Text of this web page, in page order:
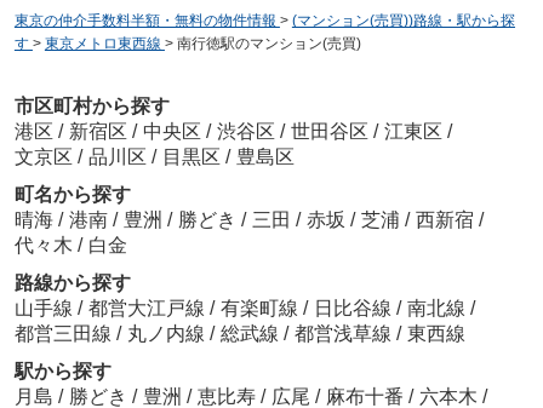
東京の仲介手数料半額・無料の物件情報 > (マンション(売買))路線・駅から探
す > 東京メトロ東西線 > 南行徳駅のマンション(売買)
市区町村から探す
港区 / 新宿区 / 中央区 / 渋谷区 / 世田谷区 / 江東区 /
文京区 / 品川区 / 目黒区 / 豊島区
町名から探す
晴海 / 港南 / 豊洲 / 勝どき / 三田 / 赤坂 / 芝浦 / 西新宿 /
代々木 / 白金
路線から探す
山手線 / 都営大江戸線 / 有楽町線 / 日比谷線 / 南北線 /
都営三田線 / 丸ノ内線 / 総武線 / 都営浅草線 / 東西線
駅から探す
月島 / 勝どき / 豊洲 / 恵比寿 / 広尾 / 麻布十番 / 六本木 /